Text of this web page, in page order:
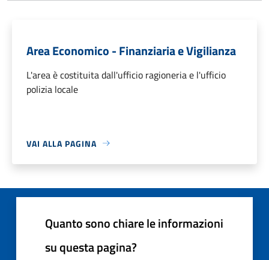
Area Economico - Finanziaria e Vigilianza
L'area è costituita dall'ufficio ragioneria e l'ufficio
polizia locale
VAI ALLA PAGINA
Quanto sono chiare le informazioni
su questa pagina?